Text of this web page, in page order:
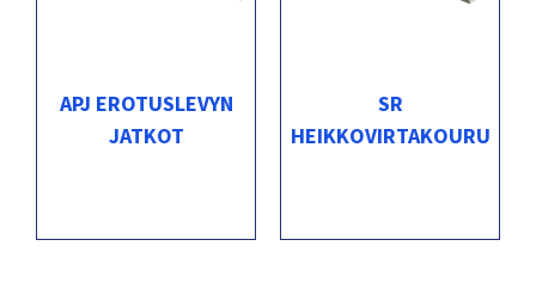
APJ EROTUSLEVYN
JATKOT
SR
HEIKKOVIRTAKOURU